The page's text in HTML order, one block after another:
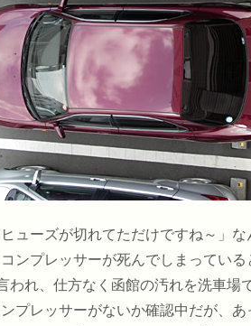
ヒューズが切れてただけですね～」
ンプレッサーが死んでしまってい
われ、仕方なく函館の汚れを洗車
プレッサーがないか確認中だが、